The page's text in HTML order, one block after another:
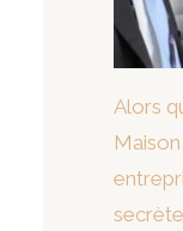
Alors